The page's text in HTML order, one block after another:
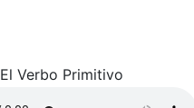
El Verbo Primitivo